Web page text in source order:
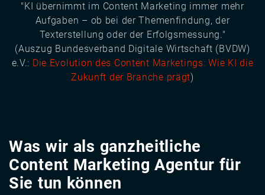
"KI übernimmt im Content Marketing immer mehr
Aufgaben – ob bei der Themenfindung, der
Texterstellung oder der Erfolgsmessung."
(Auszug Bundesverband Digitale Wirtschaft (BVDW)
e.V.: Die Evolution des Content Marketings: Wie KI die
Zukunft der Branche prägt)
Was wir als ganzheitliche
Content Marketing Agentur für
Sie tun können